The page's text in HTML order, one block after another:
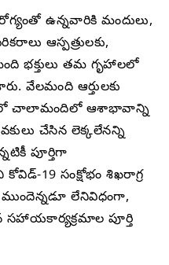
ఉన్నవారికి మందులు,
ఆస్పత్రులకు,
భక్తులు తమ గృహాలలో
వేలమంది ఆర్తులకు
చాలామందిలో ఆశాభావాన్ని
చేసిన లెక్కలేనన్ని
పూర్తిగా
19 సంక్షోభం శిఖరాగ్ర
ముందెన్నడూ లేనివిధంగా,
పూర్తి